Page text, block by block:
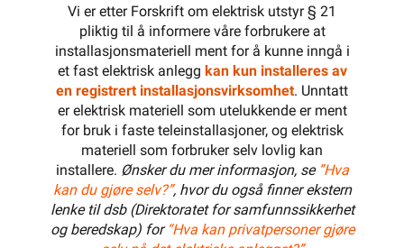
Vi er etter Forskrift om elektrisk utstyr § 21
pliktig til å informere våre forbrukere at
installasjonsmateriell ment for å kunne inngå i
et fast elektrisk anlegg kan kun installeres av
en registrert installasjonsvirksomhet. Unntatt
er elektrisk materiell som utelukkende er ment
for bruk i faste teleinstallasjoner, og elektrisk
materiell som forbruker selv lovlig kan
installere. Ønsker du mer informasjon, se ”Hva
kan du gjøre selv?”, hvor du også finner ekstern
lenke til dsb (Direktoratet for samfunnssikkerhet
og beredskap) for “Hva kan privatpersoner gjøre